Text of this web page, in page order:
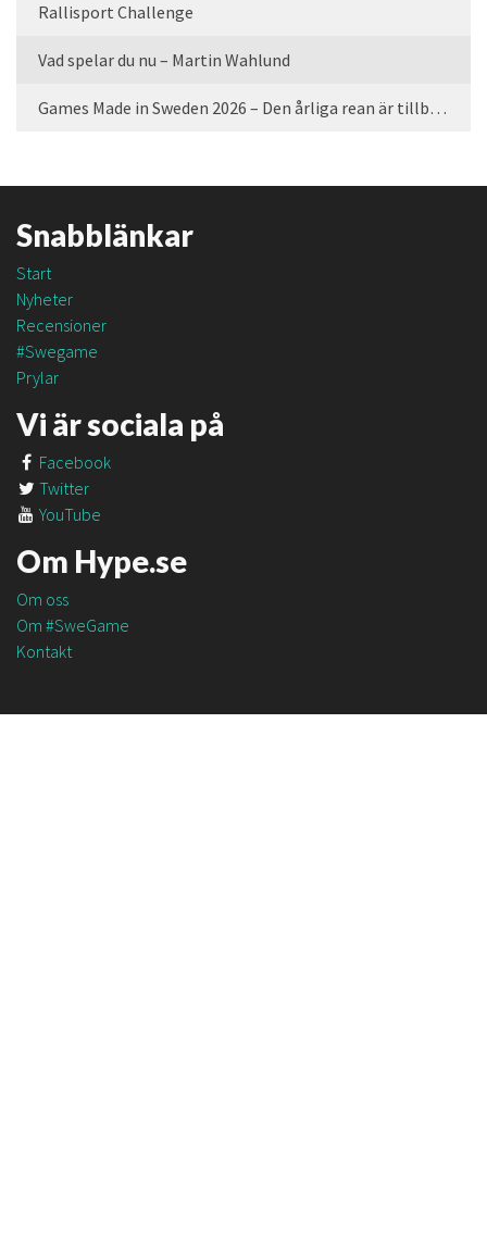
Rallisport Challenge
Vad spelar du nu – Martin Wahlund
Games Made in Sweden 2026 – Den årliga rean är tillbaka
Snabblänkar
Start
Nyheter
Recensioner
#Swegame
Prylar
Vi är sociala på
Facebook
Twitter
YouTube
Om Hype.se
Om oss
Om #SweGame
Kontakt